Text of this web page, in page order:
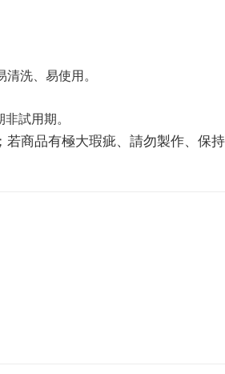
洗、易使用。
試用期。
商品有極大瑕疵、請勿製作、保